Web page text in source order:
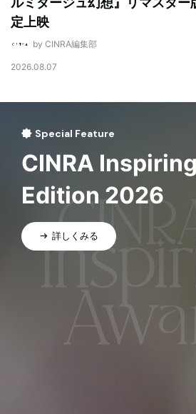
定上映
by CINRA編集部
2026.08.07
Special Feature
CINRA
Edition 2026
詳しくみる